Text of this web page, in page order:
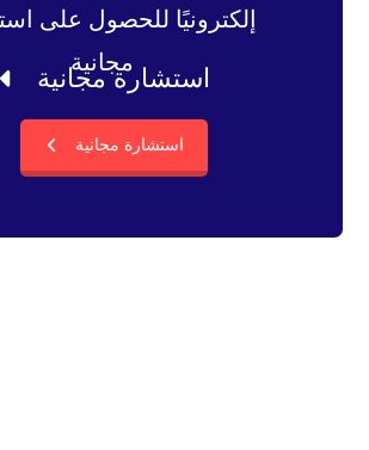
استشارة مجانية
إلكترونيًا للحصول على
مجانية
استشارة مجانية